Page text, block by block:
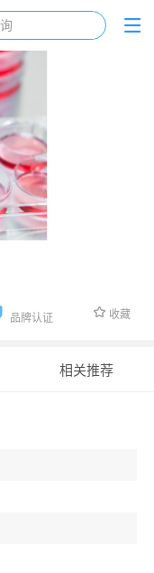
品牌认证 收藏
相关推荐